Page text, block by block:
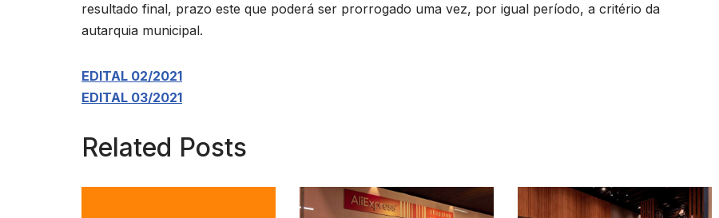
resultado final, prazo este que poderá ser prorrogado uma vez, por igual período, a critério da
autarquia municipal.
EDITAL 02/2021
EDITAL 03/2021
Related Posts